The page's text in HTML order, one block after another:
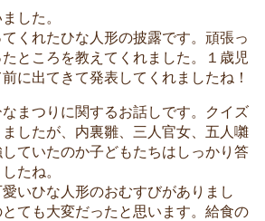
した。
くれたひな人形の披露です。頑張っ
ところを教えてくれました。１歳児
に出てきて発表してくれましたね！
まつりに関するお話しです。クイズ
したが、内裏雛、三人官女、五人囃
ていたのか子どもたちはしっかり答
たね。
いひな人形のおむすびがありまし
ても大変だったと思います。給食の